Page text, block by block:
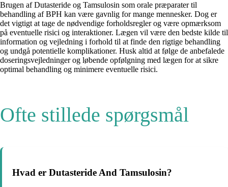
Brugen af Dutasteride og Tamsulosin som orale præparater til
behandling af BPH kan være gavnlig for mange mennesker. Dog er
det vigtigt at tage de nødvendige forholdsregler og være opmærksom
på eventuelle risici og interaktioner. Lægen vil være den bedste kilde til
information og vejledning i forhold til at finde den rigtige behandling
og undgå potentielle komplikationer. Husk altid at følge de anbefalede
doseringsvejledninger og løbende opfølgning med lægen for at sikre
optimal behandling og minimere eventuelle risici.
Ofte stillede spørgsmål
Hvad er Dutasteride And Tamsulosin?